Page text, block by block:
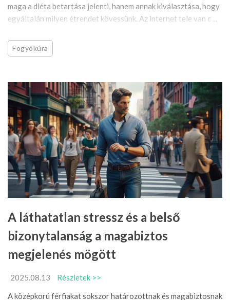
maga a diéta betartása jelenti, hanem annak kiválasztása, hogy
egyáltalán milyen étrendet kövessünk. Az internet tele van c ...
Fogyókúra
A láthatatlan stressz és a belső
bizonytalanság a magabiztos
megjelenés mögött
2025.08.13
Részletek >>
A középkorú férfiakat sokszor határozottnak és magabiztosnak